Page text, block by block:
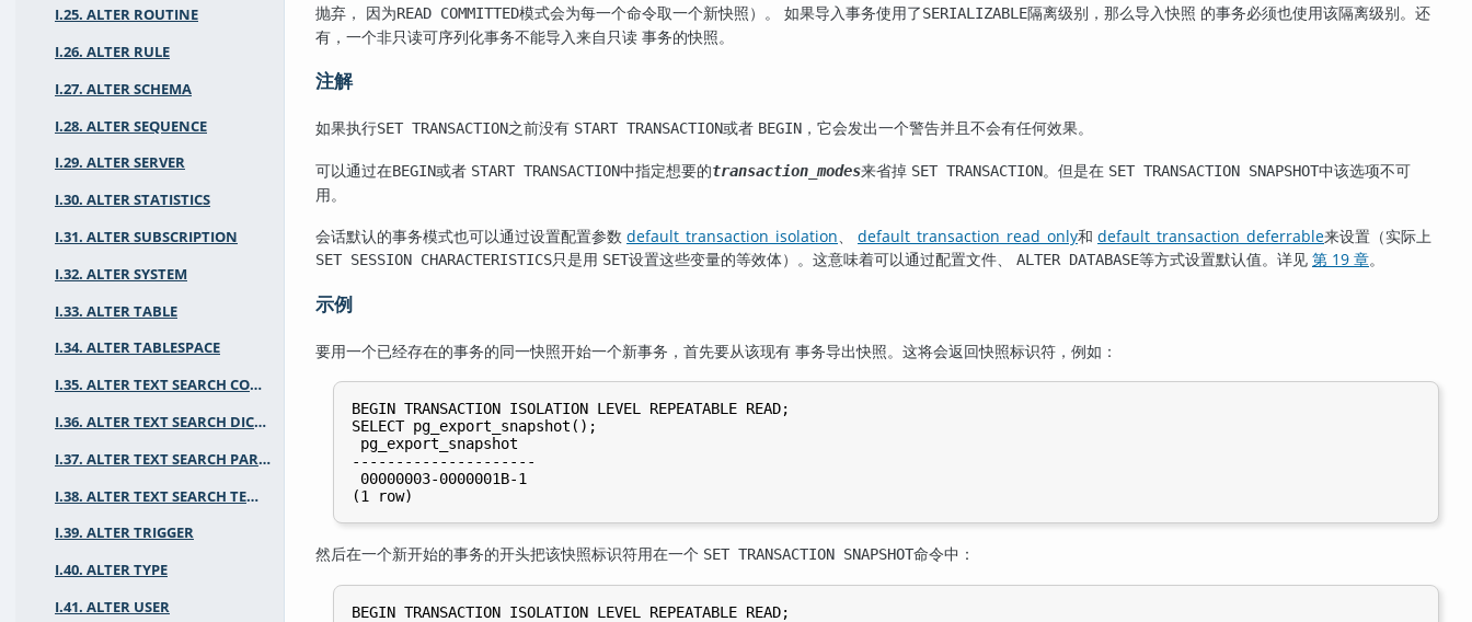
I.25. ALTER ROUTINE
I.26. ALTER RULE
I.27. ALTER SCHEMA
I.28. ALTER SEQUENCE
I.29. ALTER SERVER
I.30. ALTER STATISTICS
I.31. ALTER SUBSCRIPTION
I.32. ALTER SYSTEM
I.33. ALTER TABLE
I.34. ALTER TABLESPACE
I.35. ALTER TEXT SEARCH CONFIGURATION
I.36. ALTER TEXT SEARCH DICTIONARY
I.37. ALTER TEXT SEARCH PARSER
I.38. ALTER TEXT SEARCH TEMPLATE
I.39. ALTER TRIGGER
I.40. ALTER TYPE
I.41. ALTER USER
抛弃， 因为READ COMMITTED模式会为每一个命令取一个新快照）。 如果导入事务使用了SERIALIZABLE隔离级别，那么导入快照 的事务必须也使用该隔离级别。还
有，一个非只读可序列化事务不能导入来自只读 事务的快照。
注解
如果执行SET TRANSACTION之前没有 START TRANSACTION或者 BEGIN ，它会发出一个警告并且不会有任何效果。
可以通过在BEGIN或者 START TRANSACTION中指定想要的transaction_modes来省掉 SET TRANSACTION。但是在 SET TRANSACTION SNAPSHOT中该选项不可
用。
会话默认的事务模式也可以通过设置配置参数 default_transaction_isolation、 default_transaction_read_only和 default_transaction_deferrable来设置（实际上
SET SESSION CHARACTERISTICS只是用 SET设置这些变量的等效体）。这意味着可以通过配置文件、 ALTER DATABASE等方式设置默认值。详见 第 19 章。
示例
要用一个已经存在的事务的同一快照开始一个新事务，首先要从该现有 事务导出快照。这将会返回快照标识符，例如：
BEGIN TRANSACTION ISOLATION LEVEL REPEATABLE READ;
SELECT pg_export_snapshot();
pg_export_snapshot
---------------------
00000003-0000001B-1
然后在一个新开始的事务的开头把该快照标识符用在一个 SET TRANSACTION SNAPSHOT命令中：
BEGIN TRANSACTION ISOLATION LEVEL REPEATABLE READ;